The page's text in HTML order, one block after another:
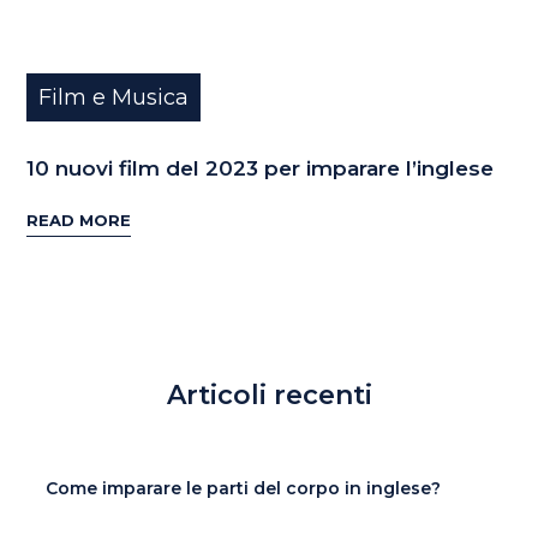
Film e Musica
10 nuovi film del 2023 per imparare l’inglese
READ MORE
Articoli recenti
Come imparare le parti del corpo in inglese?